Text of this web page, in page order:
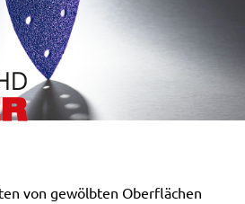
von gewölbten Oberflächen